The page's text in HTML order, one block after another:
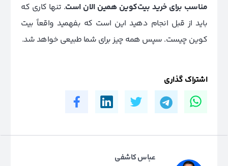
مناسب برای خرید بیت‌کوین همین الان است. تنها کاری که
باید از قبل انجام دهید این است که بفهمید واقعاً بیت
کوین چیست. سپس همه چیز برای شما طبیعی خواهد شد.
اشتراک گذاری
عباس کاشفی